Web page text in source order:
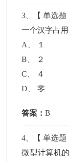
3 、【单选题
一个汉字占
A
１
B
２
C
４
D 、零
答案：B
4 、【单选题
微型计算机